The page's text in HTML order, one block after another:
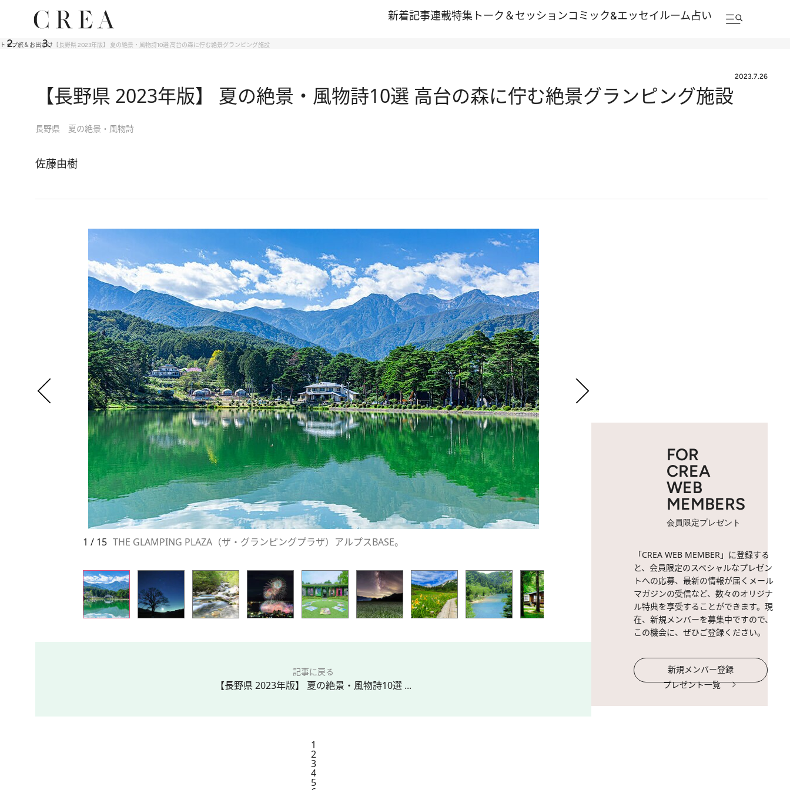
新着記事連載特集 トーク＆セッションコミック&エッセイルーム占い
トップ旅＆お出かけ 【長野県 2023年版】 夏の絶景・風物詩10選 高台の森に佇む絶景グランピング施設
2023.7.26
【長野県 2023年版】 夏の絶景・風物詩10選 高台の森に佇む絶景グランピング施設
長野県 夏の絶景・風物詩
佐藤由樹
1 / 15 THE GLAMPING PLAZA（ザ・グランピングプラザ）アルプスBASE。
記事に戻る
【長野県 2023年版】 夏の絶景・風物詩10選 ...
1
2
3
4
5
FOR
CREA
WEB
MEMBERS
会員限定プレゼント
「CREA WEB MEMBER」に登録する
と、会員限定のスペシャルなプレゼン
トへの応募、最新の情報が届くメール
マガジンの受信など、数々のオリジナ
ル特典を享受することができます。現
在、新規メンバーを募集中ですので、
この機会に、ぜひご登録ください。
新規メンバー登録
プレゼント一覧